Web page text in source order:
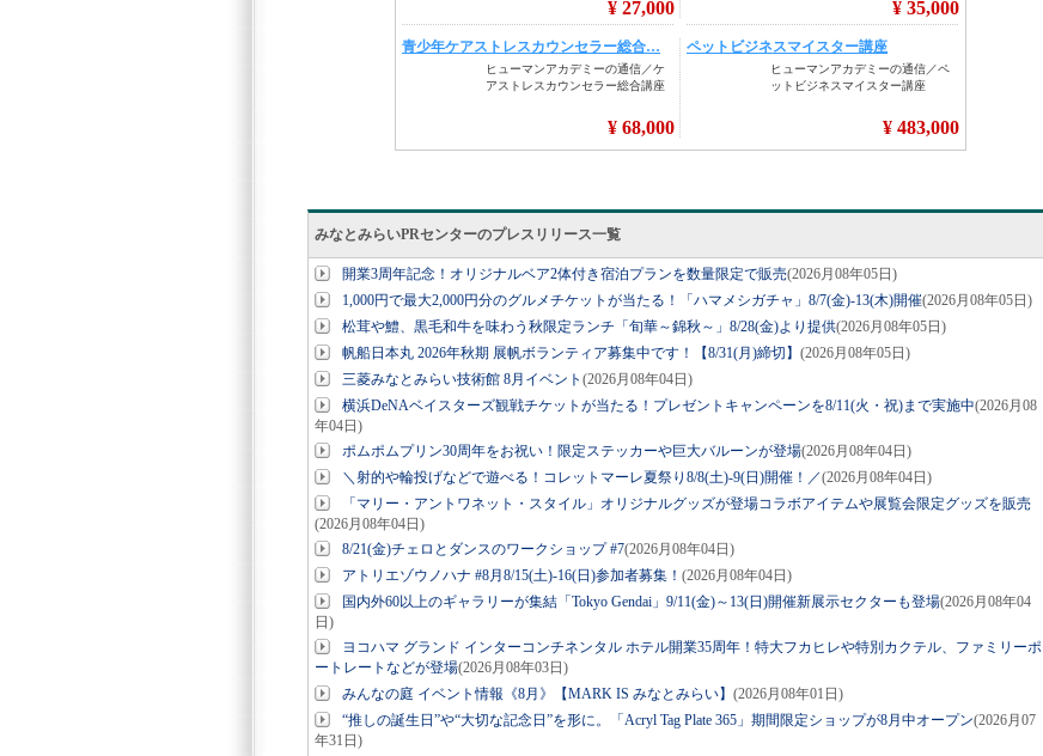
みなとみらいPRセンターのプレスリリース一覧
開業3周年記念！オリジナルベア2体付き宿泊プランを数量限定で販売(2026月08年05日)
1,000円で最大2,000円分のグルメチケットが当たる！「ハマメシガチャ」8/7(金)-13(木)開催(2026月08年05日)
松茸や鱧、黒毛和牛を味わう秋限定ランチ「旬華～錦秋～」8/28(金)より提供(2026月08年05日)
帆船日本丸 2026年秋期 展帆ボランティア募集中です！【8/31(月)締切】 (2026月08年05日)
三菱みなとみらい技術館 8月イベント (2026月08年04日)
横浜DeNAベイスターズ観戦チケットが当たる！プレゼントキャンペーンを8/11(火・祝)まで実施中(2026月08
年04日)
ポムポムプリン30周年をお祝い！限定ステッカーや巨大バルーンが登場(2026月08年04日)
＼射的や輪投げなどで遊べる！コレットマーレ夏祭り8/8(土)-9(日)開催！／(2026月08年04日)
「マリー・アントワネット・スタイル」オリジナルグッズが登場コラボアイテムや展覧会限定グッズを販売
(2026月08年04日)
8/21(金)チェロとダンスのワークショップ #7(2026月08年04日)
アトリエゾウノハナ #8月8/15(土)-16(日)参加者募集！ (2026月08年04日)
国内外60以上のギャラリーが集結「Tokyo Gendai」9/11(金)～13(日)開催新展示セクターも登場(2026月08年04
日)
ヨコハマ グランド インターコンチネンタル ホテル開業35周年！特大フカヒレや特別カクテル、ファミリーポ
ートレートなどが登場(2026月08年03日)
みんなの庭 イベント情報《8月》【MARK IS みなとみらい】 (2026月08年01日)
“推しの誕生日”や“大切な記念日”を形に。「Acryl Tag Plate 365」期間限定ショップが8月中オープン(2026月07
年31日)